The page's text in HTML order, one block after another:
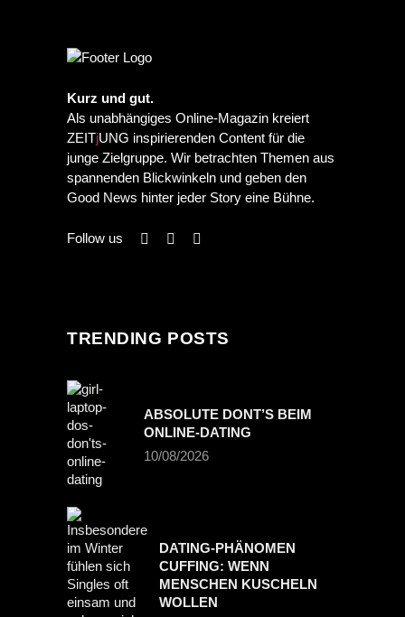
Kurz und gut.
Als unabhängiges Online-Magazin kreiert
ZEITjUNG inspirierenden Content für die
junge Zielgruppe. Wir betrachten Themen aus
spannenden Blickwinkeln und geben den
Good News hinter jeder Story eine Bühne.
Follow us
TRENDING POSTS
ABSOLUTE DONT’S BEIM
ONLINE-DATING
10/08/2026
DATING-PHÄNOMEN
CUFFING: WENN
MENSCHEN KUSCHELN
WOLLEN